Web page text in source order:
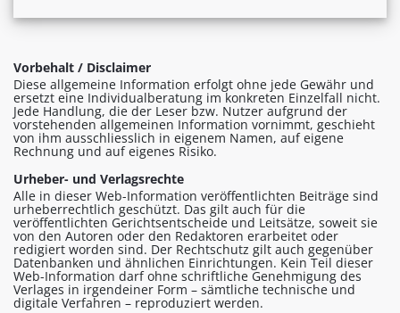
Vorbehalt / Disclaimer
Diese allgemeine Information erfolgt ohne jede Gewähr und
ersetzt eine Individualberatung im konkreten Einzelfall nicht.
Jede Handlung, die der Leser bzw. Nutzer aufgrund der
vorstehenden allgemeinen Information vornimmt, geschieht
von ihm ausschliesslich in eigenem Namen, auf eigene
Rechnung und auf eigenes Risiko.
Urheber- und Verlagsrechte
Alle in dieser Web-Information veröffentlichten Beiträge sind
urheberrechtlich geschützt. Das gilt auch für die
veröffentlichten Gerichtsentscheide und Leitsätze, soweit sie
von den Autoren oder den Redaktoren erarbeitet oder
redigiert worden sind. Der Rechtschutz gilt auch gegenüber
Datenbanken und ähnlichen Einrichtungen. Kein Teil dieser
Web-Information darf ohne schriftliche Genehmigung des
Verlages in irgendeiner Form – sämtliche technische und
digitale Verfahren – reproduziert werden.